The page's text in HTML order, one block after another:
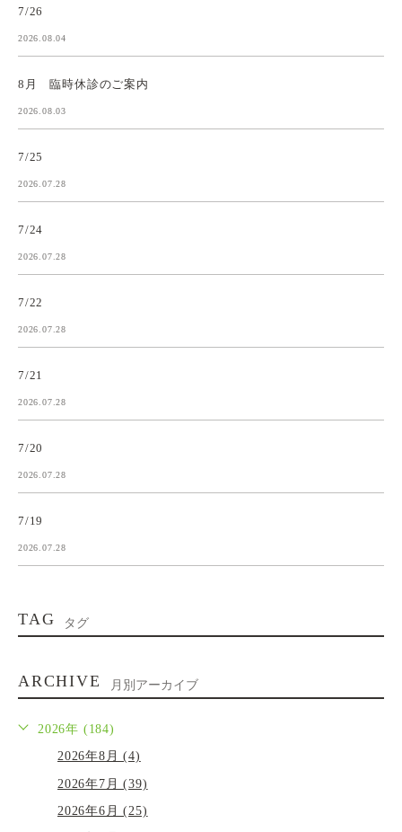
7/26
2026.08.04
8月 臨時休診のご案内
2026.08.03
7/25
2026.07.28
7/24
2026.07.28
7/22
2026.07.28
7/21
2026.07.28
7/20
2026.07.28
7/19
2026.07.28
TAG タグ
ARCHIVE 月別アーカイブ
2026年 (184)
2026年8月 (4)
2026年7月 (39)
2026年6月 (25)